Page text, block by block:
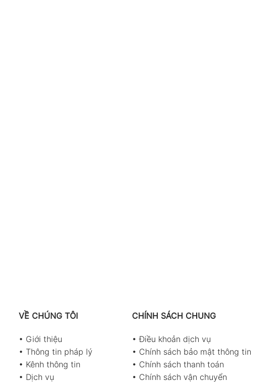
VỀ CHÚNG TÔI
• Giới thiệu
• Thông tin pháp lý
• Kênh thông tin
• Dịch vụ
CHÍNH SÁCH CHUNG
•Điều khoản dịch vụ
• Chính sách bảo mật thông tin
• Chính sách thanh toán
• Chính sách vận chuyển